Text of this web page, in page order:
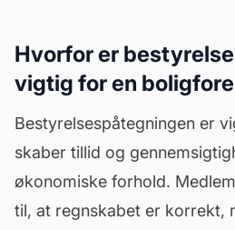
Hvorfor er
vigtig for en
Bestyrelsespåtegningen er
skaber tillid og
økonomiske forhold.
til, at regnskabet er korrekt,